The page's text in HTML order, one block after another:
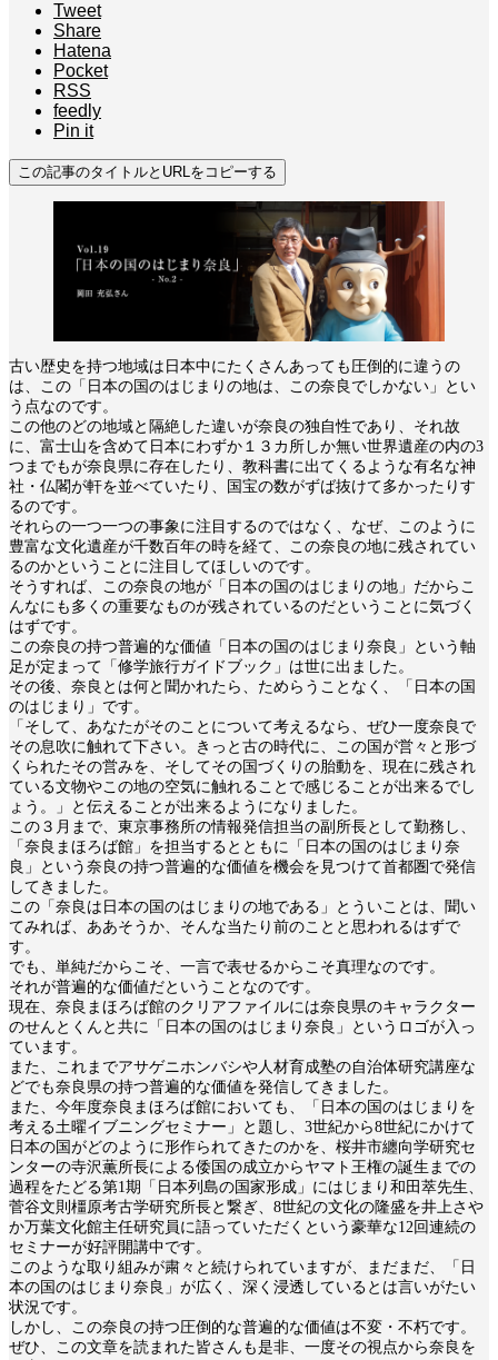
Tweet
Share
Hatena
Pocket
RSS
feedly
Pin it
この記事のタイトルとURLをコピーする
古い歴史を持つ地域は日本中にたくさんあっても圧倒的に違うの
は、この「日本の国のはじまりの地は、この奈良でしかない」とい
う点なのです。
この他のどの地域と隔絶した違いが奈良の独自性であり、それ故
に、富士山を含めて日本にわずか１３カ所しか無い世界遺産の内の3
つまでもが奈良県に存在したり、教科書に出てくるような有名な神
社・仏閣が軒を並べていたり、国宝の数がずば抜けて多かったりす
るのです。
それらの一つ一つの事象に注目するのではなく、なぜ、このように
豊富な文化遺産が千数百年の時を経て、この奈良の地に残されてい
るのかということに注目してほしいのです。
そうすれば、この奈良の地が「日本の国のはじまりの地」だからこ
んなにも多くの重要なものが残されているのだということに気づく
はずです。
この奈良の持つ普遍的な価値「日本の国のはじまり奈良」という軸
足が定まって「修学旅行ガイドブック」は世に出ました。
その後、奈良とは何と聞かれたら、ためらうことなく、「日本の国
のはじまり」です。
「そして、あなたがそのことについて考えるなら、ぜひ一度奈良で
その息吹に触れて下さい。きっと古の時代に、この国が営々と形づ
くられたその営みを、そしてその国づくりの胎動を、現在に残され
ている文物やこの地の空気に触れることで感じることが出来るでし
ょう。」と伝えることが出来るようになりました。
この３月まで、東京事務所の情報発信担当の副所長として勤務し、
「奈良まほろば館」を担当するとともに「日本の国のはじまり奈
良」という奈良の持つ普遍的な価値を機会を見つけて首都圏で発信
してきました。
この「奈良は日本の国のはじまりの地である」とういことは、聞い
てみれば、ああそうか、そんな当たり前のことと思われるはずで
す。
でも、単純だからこそ、一言で表せるからこそ真理なのです。
それが普遍的な価値だということなのです。
現在、奈良まほろば館のクリアファイルには奈良県のキャラクター
のせんとくんと共に「日本の国のはじまり奈良」というロゴが入っ
ています。
また、これまでアサゲニホンバシや人材育成塾の自治体研究講座な
どでも奈良県の持つ普遍的な価値を発信してきました。
また、今年度奈良まほろば館においても、「日本の国のはじまりを
考える土曜イブニングセミナー」と題し、3世紀から8世紀にかけて
日本の国がどのように形作られてきたのかを、桜井市纏向学研究セ
ンターの寺沢薫所長による倭国の成立からヤマト王権の誕生までの
過程をたどる第1期「日本列島の国家形成」にはじまり和田萃先生、
菅谷文則橿原考古学研究所長と繋ぎ、8世紀の文化の隆盛を井上さや
か万葉文化館主任研究員に語っていただくという豪華な12回連続の
セミナーが好評開講中です。
このような取り組みが粛々と続けられていますが、まだまだ、「日
本の国のはじまり奈良」が広く、深く浸透しているとは言いがたい
状況です。
しかし、この奈良の持つ圧倒的な普遍的な価値は不変・不朽です。
ぜひ、この文章を読まれた皆さんも是非、一度その視点から奈良を